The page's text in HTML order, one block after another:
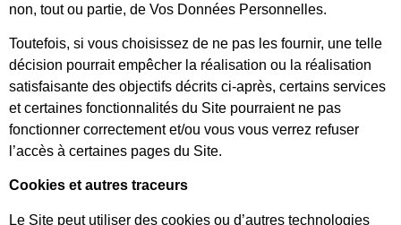
non, tout ou partie, de Vos Données Personnelles.
Toutefois, si vous choisissez de ne pas les fournir, une telle
décision pourrait empêcher la réalisation ou la réalisation
satisfaisante des objectifs décrits ci-après, certains services
et certaines fonctionnalités du Site pourraient ne pas
fonctionner correctement et/ou vous vous verrez refuser
l’accès à certaines pages du Site.
Cookies et autres traceurs
Le Site peut utiliser des cookies ou d’autres technologies